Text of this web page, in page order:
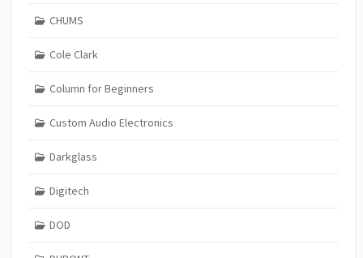
CHUMS
Cole Clark
Column for Beginners
Custom Audio Electronics
Darkglass
Digitech
DOD